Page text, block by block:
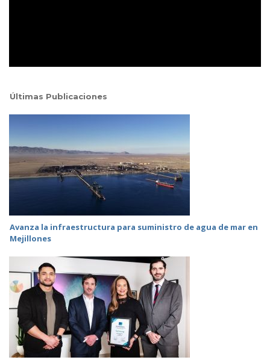
Últimas Publicaciones
Avanza la infraestructura para suministro de agua de mar en
Mejillones